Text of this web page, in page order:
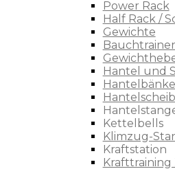
Power Rack
Half Rack /
Gewichte
Bauchtrainer
Hantel und
Hantelbänke
Kettelbells
Klimzug-
Kraftstation